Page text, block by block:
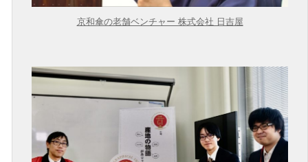
京和傘の老舗ベンチャー 株式会社 日吉屋